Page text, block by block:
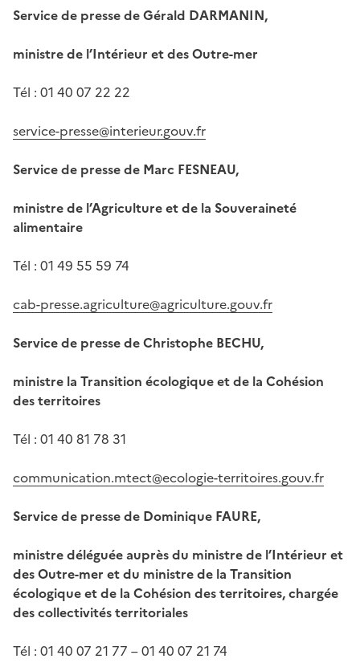
Service de presse de Gérald DARMANIN,
ministre de l’Intérieur et des Outre-mer
Tél : 01 40 07 22 22
service-presse@interieur.gouv.fr
Service de presse de Marc FESNEAU,
ministre de l’Agriculture et de la Souveraineté
alimentaire
Tél : 01 49 55 59 74
cab-presse.agriculture@agriculture.gouv.fr
Service de presse de Christophe BECHU,
ministre la Transition écologique et de la Cohésion
des territoires
Tél : 01 40 81 78 31
communication.mtect@ecologie-territoires.gouv.fr
Service de presse de Dominique FAURE,
ministre déléguée auprès du ministre de l’Intérieur et
des Outre-mer et du ministre de la Transition
écologique et de la Cohésion des territoires, chargée
des collectivités territoriales
Tél : 01 40 07 21 77 – 01 40 07 21 74